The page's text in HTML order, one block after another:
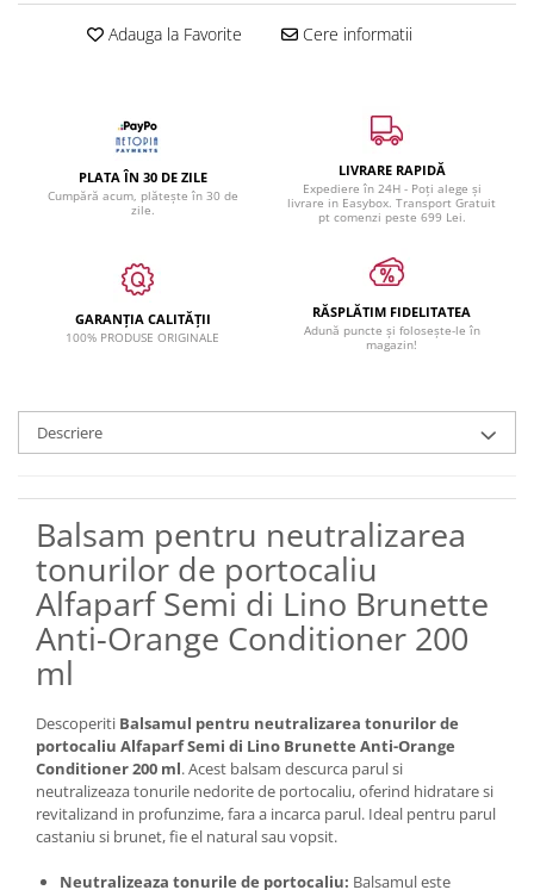
Adauga la Favorite Cere informatii
PLATA ÎN 30 DE ZILE
Cumpără acum, plătește în 30 de
zile.
LIVRARE RAPIDĂ
Expediere în 24H - Poți alege și
livrare in Easybox. Transport Gratuit
pt comenzi peste 699 Lei.
GARANȚIA CALITĂȚII
100% PRODUSE ORIGINALE
RĂSPLĂTIM FIDELITATEA
Adună puncte și folosește-le în
magazin!
Descriere
Balsam pentru neutralizarea
tonurilor de portocaliu
Alfaparf Semi di Lino Brunette
Anti-Orange Conditioner 200
ml
Descoperiti Balsamul pentru neutralizarea tonurilor de
portocaliu Alfaparf Semi di Lino Brunette Anti-Orange
Conditioner 200 ml. Acest balsam descurca parul si
neutralizeaza tonurile nedorite de portocaliu, oferind hidratare si
revitalizand in profunzime, fara a incarca parul. Ideal pentru parul
castaniu si brunet, fie el natural sau vopsit.
Neutralizeaza tonurile de portocaliu: Balsamul este